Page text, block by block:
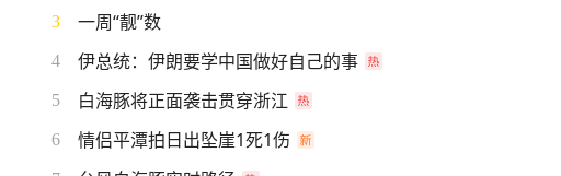
3 一周“靓”数
4 伊总统：伊朗要学中国做好自己的事
5 白海豚将正面袭击贯穿浙江
6 情侣平潭拍日出坠崖1死1伤